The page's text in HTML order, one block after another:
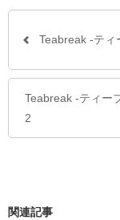
Teabreak -ティ
Teabreak -ティー
2
関連記事